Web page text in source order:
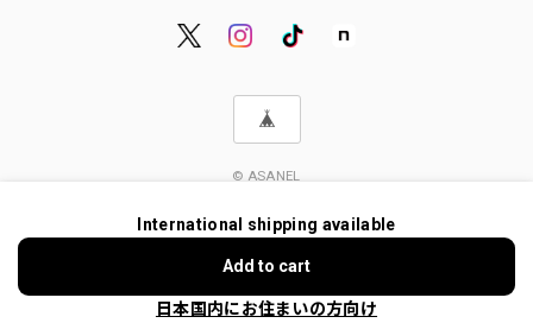
© ASANEL
International shipping available
Add to cart
日本国内にお住まいの方向け